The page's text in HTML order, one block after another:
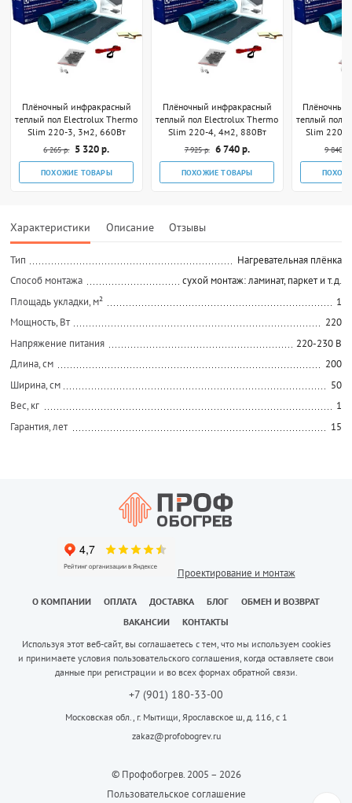
Плёночный инфракрасный
теплый пол Electrolux Thermo
Slim 220-3, 3м2, 660Вт
6 265 р. 5 320 р.
ПОХОЖИЕ ТОВАРЫ
Плёночный инфракрасный
теплый пол Electrolux Thermo
Slim 220-4, 4м2, 880Вт
7 925 р. 6 740 р.
ПОХОЖИЕ ТОВАРЫ
Плёночный
теплый пол
Slim 220-
9 840 р.
Характеристики Описание Отзывы
Тип
Нагревательная плёнка
Способ монтажа
сухой монтаж: ламинат, паркет и т.д.
Площадь укладки, м²
1
Мощность, Вт
220
Напряжение питания
220-230 В
Длина, см
200
Ширина, см
50
Вес, кг
1
Гарантия, лет
15
Проектирование и монтаж
О КОМПАНИИ ОПЛАТА ДОСТАВКА БЛОГ
ОБМЕН И ВОЗВРАТ
ВАКАНСИИ
КОНТАКТЫ
Используя этот веб-сайт, вы соглашаетесь с тем, что мы используем cookies
и принимаете условия пользовательского соглашения, когда оставляете свои
данные при регистрации и во всех формах обратной связи.
+7 (901) 180-33-00
Московская обл., г. Мытищи, Ярославское ш, д. 116, с 1
zakaz@profobogrev.ru
© Профобогрев. 2005 – 2026
Пользовательское соглашение